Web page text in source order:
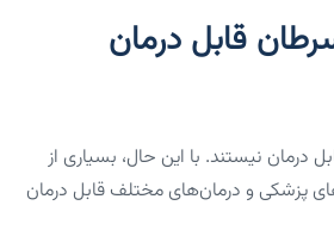
قابل درمان
درمان نیستند. با این حال، بسیاری از
پزشکی و درمان‌های مختلف قابل درمان